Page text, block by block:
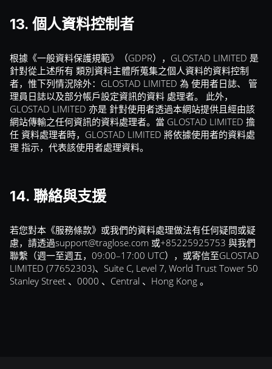
13. 個人資料控制者
根據《一般資料保護規範》（GDPR），GLOSTAD LIMITED 是
針對從上述所有 類別資料主體所蒐集之個人資料的資料控制
者，惟下列情況除外：GLOSTAD LIMITED 為 使用者日誌、 管
理員日誌以及部分帳戶設定資訊的資料 處理者。 此外，
GLOSTAD LIMITED 亦是 針對使用者透過本網站提供且經由該
網站傳輸之任何資訊的資料處理者。當 GLOSTAD LIMITED 擔
任 資料處理者時，GLOSTAD LIMITED 將依據使用者的資料處
理 指示，代表該使用者處理資料。
14. 聯絡與支援
若您對本《服務條款》或我們的資料處理做法有任何疑問或疑
慮，請透過support@traglose.com 或+85225925753 與我們
聯繫（週一至週五，09:00–17:00 UTC），或寄信至GLOSTAD
LIMITED (77652303)、Suite C, Level 7, World Trust Tower 50
Stanley Street 、0000 、Central 、Hong Kong 。